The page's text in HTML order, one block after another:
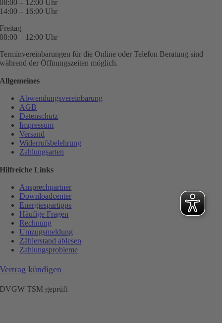
08:00 – 12:00 Uhr
14:00 – 16:00 Uhr
Freitag
08:00 – 12:00 Uhr
Terminvereinbarungen für die Online oder Telefon Beratung sind
während der Öffnungszeiten möglich.
Allgemeines
Abwendungsvereinbarung
AGB
Datenschutz
Impressum
Versand
Widerrufsbelehrung
Zahlungsarten
Hilfreiche Links
Ansprechpartner
Downloadcenter
Energiespartipps
Häufige Fragen
Rechnung
Umzugsmeldung
Zählerstand ablesen
Zahlungsprobleme
Vertrag kündigen
DVGW TSM geprüft